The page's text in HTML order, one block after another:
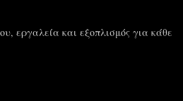
εργαλεία και εξοπλισμός για κάθε